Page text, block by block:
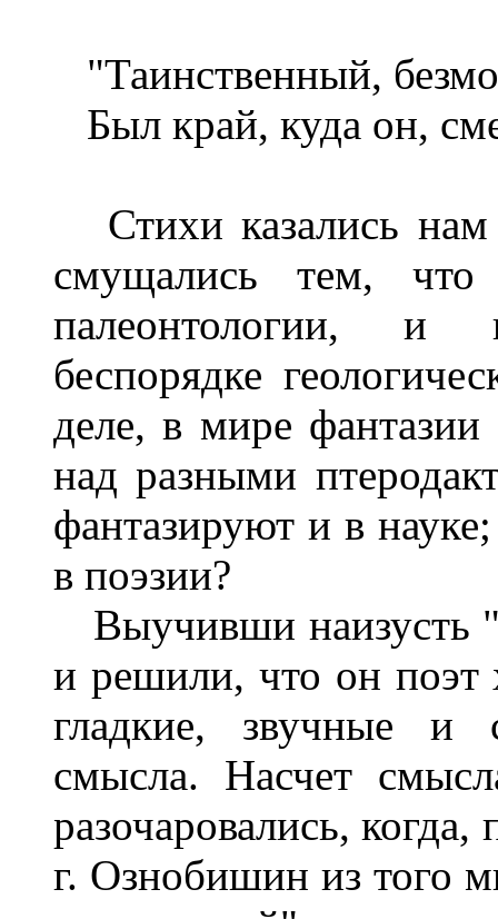
"Таинственный,
Был край, куда он,
Стихи казались
смущались тем,
палеонтологии, и
беспорядке
деле, в мире
над разными
фантазируют и в
в поэзии?
Выучивши наизусть
и решили, что он поэт
гладкие, звучные и
смысла. Насчет
разочаровались,
г. Ознобишин из того